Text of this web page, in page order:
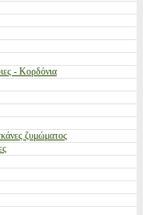
- Κορδόνια
ζυμώματος